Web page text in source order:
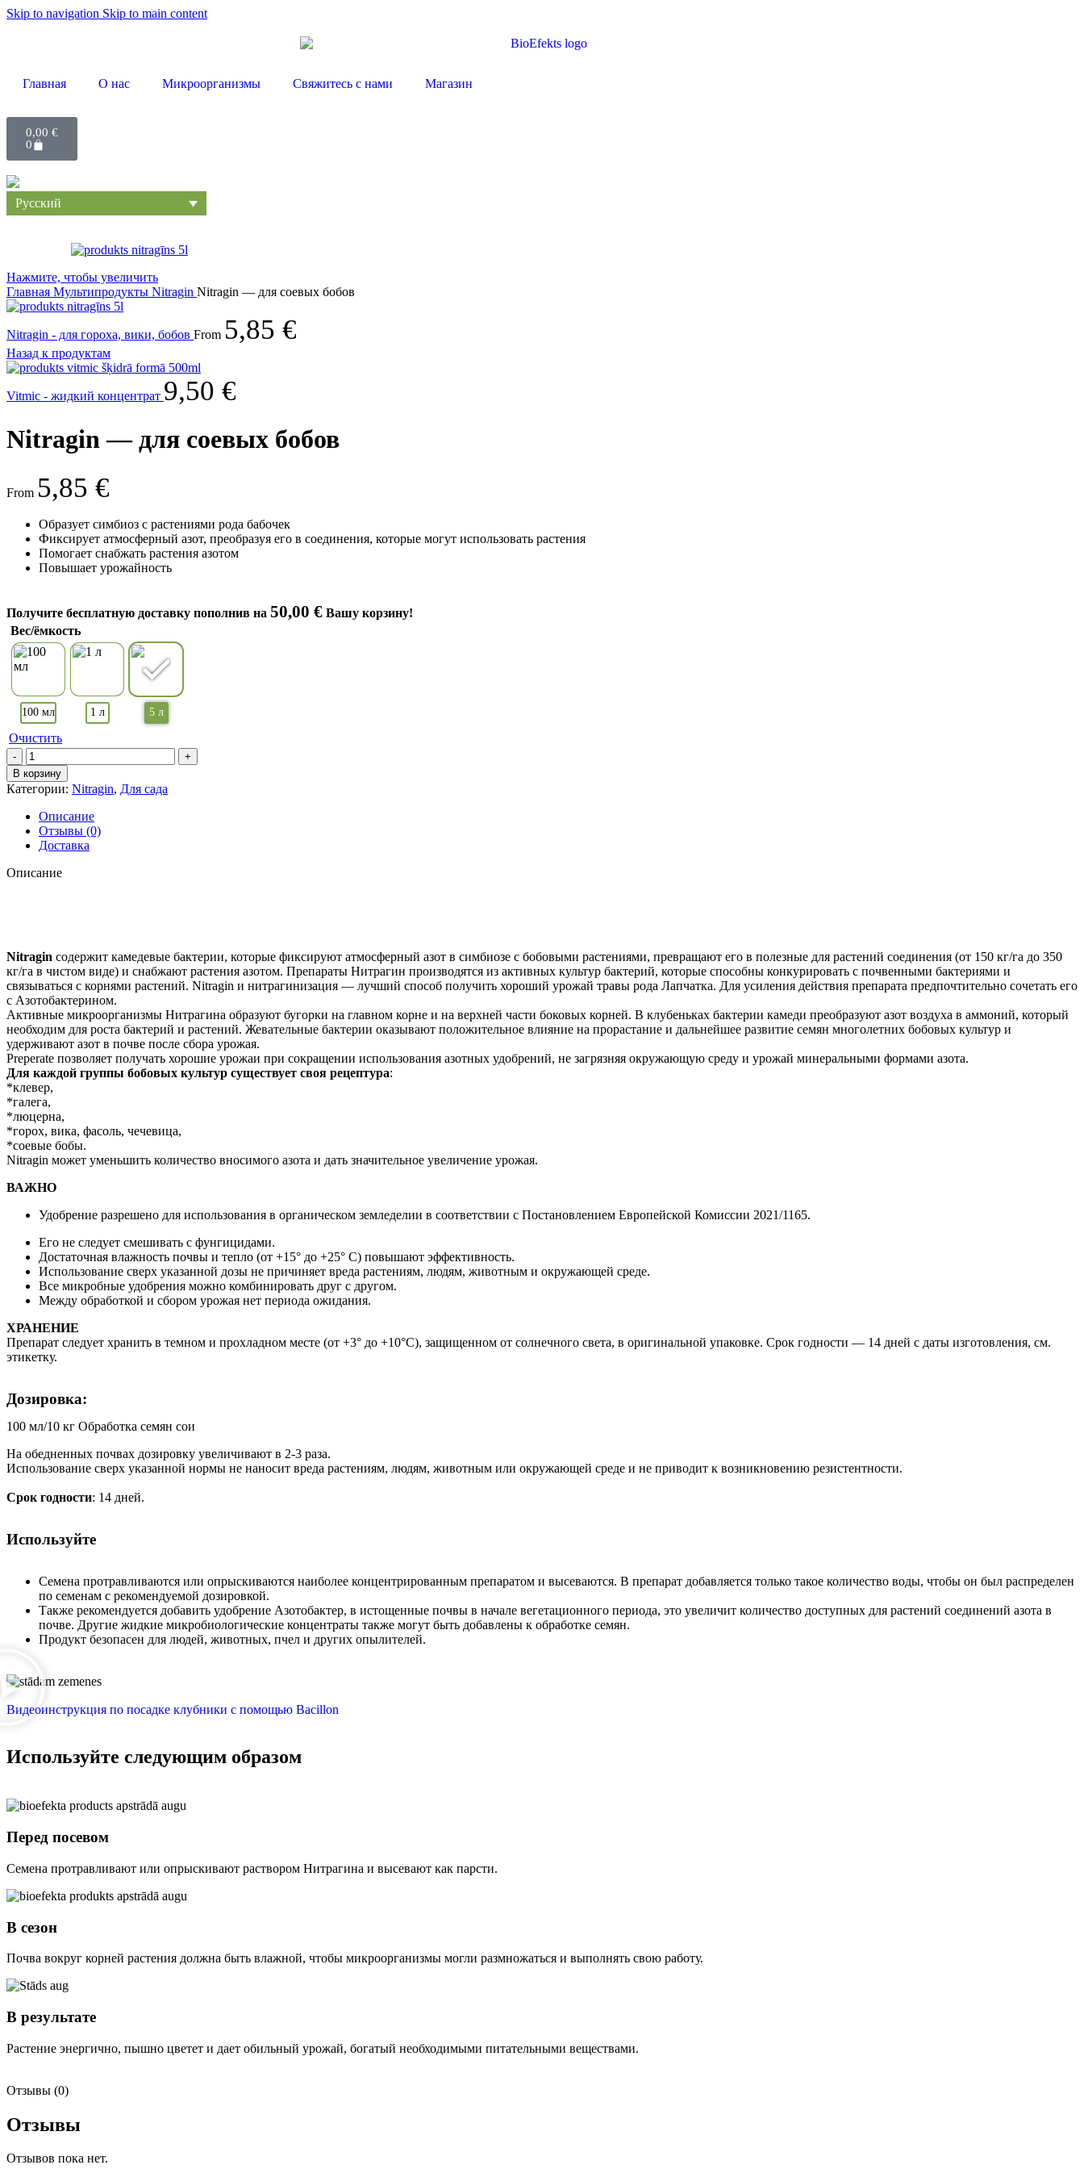
Skip to navigation Skip to main content
Главная О нас Микроорганизмы Свяжитесь с нами Магазин
0,00 €
0
Русский
Нажмите, чтобы увеличить
Главная Мультипродукты Nitragin Nitragin — для соевых бобов
Nitragin - для гороха, вики, бобов From 5,85 €
Назад к продуктам
Vitmic - жидкий концентрат 9,50 €
Nitragin — для соевых бобов
From 5,85 €
Образует симбиоз с растениями рода бабочек
Фиксирует атмосферный азот, преобразуя его в соединения, которые могут использовать растения
Помогает снабжать растения азотом
Повышает урожайность
Получите бесплатную доставку пополнив на 50,00 € Вашу корзину!
Вес/ёмкость
Очистить
В корзину
Категории: Nitragin, Для сада
Описание
Отзывы (0)
Доставка
Описание
Nitragin содержит камедевые бактерии, которые фиксируют атмосферный азот в симбиозе с бобовыми растениями, превращают его в полезные для растений соединения (от 150 кг/га до 350
кг/га в чистом виде) и снабжают растения азотом. Препараты Нитрагин производятся из активных культур бактерий, которые способны конкурировать с почвенными бактериями и
связываться с корнями растений. Nitragin и нитрагинизация — лучший способ получить хороший урожай травы рода Лапчатка. Для усиления действия препарата предпочтительно сочетать его
с Азотобактерином.
Активные микроорганизмы Нитрагина образуют бугорки на главном корне и на верхней части боковых корней. В клубеньках бактерии камеди преобразуют азот воздуха в аммоний, который
необходим для роста бактерий и растений. Жевательные бактерии оказывают положительное влияние на прорастание и дальнейшее развитие семян многолетних бобовых культур и
удерживают азот в почве после сбора урожая.
Preperate позволяет получать хорошие урожаи при сокращении использования азотных удобрений, не загрязняя окружающую среду и урожай минеральными формами азота.
Для каждой группы бобовых культур существует своя рецептура:
*клевер,
*галега,
*люцерна,
*горох, вика, фасоль, чечевица,
*соевые бобы.
Nitragin может уменьшить количество вносимого азота и дать значительное увеличение урожая.
ВАЖНО
Удобрение разрешено для использования в органическом земледелии в соответствии с Постановлением Европейской Комиссии 2021/1165.
Его не следует смешивать с фунгицидами.
Достаточная влажность почвы и тепло (от +15° до +25° C) повышают эффективность.
Использование сверх указанной дозы не причиняет вреда растениям, людям, животным и окружающей среде.
Все микробные удобрения можно комбинировать друг с другом.
Между обработкой и сбором урожая нет периода ожидания.
ХРАНЕНИЕ
Препарат следует хранить в темном и прохладном месте (от +3° до +10°C), защищенном от солнечного света, в оригинальной упаковке. Срок годности — 14 дней с даты изготовления, см.
этикетку.
Дозировка:
100 мл/10 кг Обработка семян сои
На обедненных почвах дозировку увеличивают в 2-3 раза.
Использование сверх указанной нормы не наносит вреда растениям, людям, животным или окружающей среде и не приводит к возникновению резистентности.
Срок годности: 14 дней.
Используйте
Семена протравливаются или опрыскиваются наиболее концентрированным препаратом и высеваются. В препарат добавляется только такое количество воды, чтобы он был распределен
по семенам с рекомендуемой дозировкой.
Также рекомендуется добавить удобрение Азотобактер, в истощенные почвы в начале вегетационного периода, это увеличит количество доступных для растений соединений азота в
почве. Другие жидкие микробиологические концентраты также могут быть добавлены к обработке семян.
Продукт безопасен для людей, животных, пчел и других опылителей.
Видеоинструкция по посадке клубники с помощью Bacillon
Используйте следующим образом
Перед посевом
Семена протравливают или опрыскивают раствором Нитрагина и высевают как парсти.
В сезон
Почва вокруг корней растения должна быть влажной, чтобы микроорганизмы могли размножаться и выполнять свою работу.
В результате
Растение энергично, пышно цветет и дает обильный урожай, богатый необходимыми питательными веществами.
Отзывы (0)
Отзывы
Отзывов пока нет.